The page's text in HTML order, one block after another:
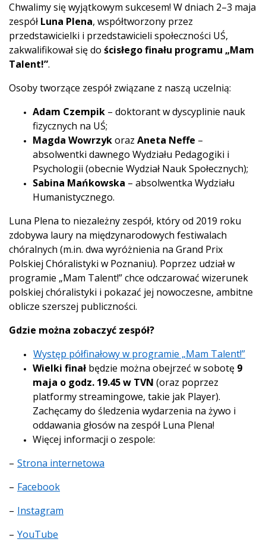
Chwalimy się wyjątkowym sukcesem! W dniach 2–3 maja
zespół Luna Plena, współtworzony przez
przedstawicielki i przedstawicieli społeczności UŚ,
zakwalifikował się do ścisłego finału programu „Mam
Talent!”.
Osoby tworzące zespół związane z naszą uczelnią:
Adam Czempik – doktorant w dyscyplinie nauk
fizycznych na UŚ;
Magda Wowrzykoraz Aneta Neffe –
absolwentki dawnego Wydziału Pedagogiki i
Psychologii (obecnie Wydział Nauk Społecznych);
Sabina Mańkowska – absolwentka Wydziału
Humanistycznego.
Luna Plena to niezależny zespół, który od 2019 roku
zdobywa laury na międzynarodowych festiwalach
chóralnych (m.in. dwa wyróżnienia na Grand Prix
Polskiej Chóralistyki w Poznaniu). Poprzez udział w
programie „Mam Talent!” chce odczarować wizerunek
polskiej chóralistyki i pokazać jej nowoczesne, ambitne
oblicze szerszej publiczności.
Gdzie można zobaczyć zespół?
Występ półfinałowy w programie „Mam Talent!”
Wielki finał będzie można obejrzeć w sobotę 9
maja o godz. 19.45 w TVN (oraz poprzez
platformy streamingowe, takie jak Player).
Zachęcamy do śledzenia wydarzenia na żywo i
oddawania głosów na zespół Luna Plena!
Więcej informacji o zespole:
– Strona internetowa
– Facebook
– Instagram
– YouTube